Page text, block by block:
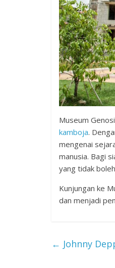
Museum
kamboja.
mengenai
manusia. Bagi
yang tidak
Kunjungan ke
dan menjadi
← Johnny